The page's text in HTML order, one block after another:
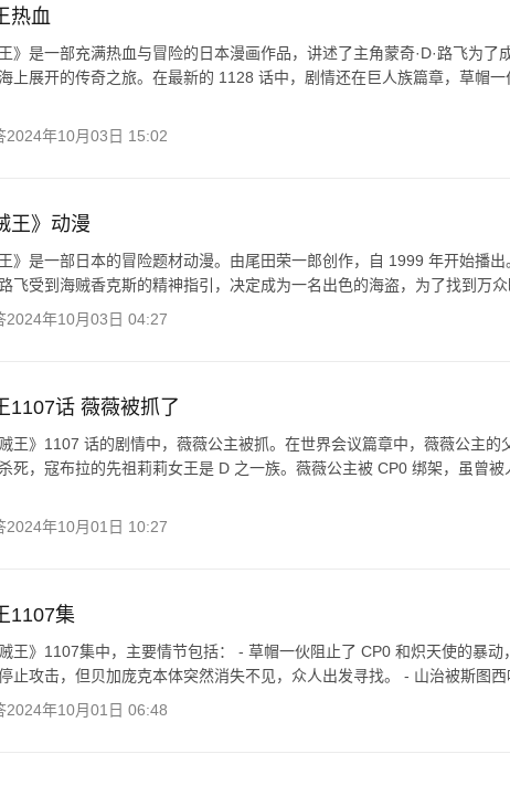
热血
王》是一部充满热血与冒险的日本漫画作品，讲述了主角蒙奇·D·路飞为了
上展开的传奇之旅。在最新的 1128 话中，剧情还在巨人族篇章，草帽
2024年10月03日 15:02
王》动漫
王》是一部日本的冒险题材动漫。由尾田荣一郎创作，自 1999 年开始播
飞受到海贼香克斯的精神指引，决定成为一名出色的海盗，为了找到万众
2024年10月03日 04:27
1107话 薇薇被抓了
王》1107 话的剧情中，薇薇公主被抓。在世界会议篇章中，薇薇公主的
死，寇布拉的先祖莉莉女王是 D 之一族。薇薇公主被 CP0 绑架，虽曾被
2024年10月01日 10:27
1107集
王》1107集中，主要情节包括： - 草帽一伙阻止了 CP0 和炽天使的暴动
止攻击，但贝加庞克本体突然消失不见，众人出发寻找。 - 山治被斯图西
2024年10月01日 06:48